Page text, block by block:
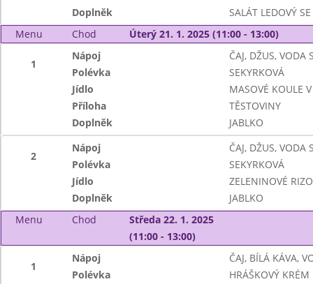
Doplněk
SALÁT LEDOVÝ
Menu
Chod Úterý 21. 1. 2025 (11:00 - 13:00)
1
Nápoj
ČAJ, DŽUS, VODA
Polévka
SEKYRKOVÁ
Jídlo
MASOVÉ KOULE
Příloha
TĚSTOVINY
Doplněk
JABLKO
2
Nápoj
ČAJ, DŽUS, VODA
Polévka
SEKYRKOVÁ
Jídlo
ZELENINOVÉ
Doplněk
JABLKO
Menu
Chod
Středa 22. 1. 2025
(11:00 - 13:00)
1
Nápoj
ČAJ, BÍLÁ KÁVA,
Polévka
HRÁŠKOVÝ KRÉM